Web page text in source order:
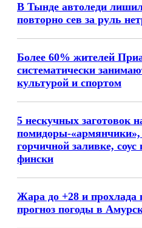
В Тынде автоледи
повторно сев за руль
Более 60% жителей
систематически
культурой и спортом
5 нескучных заготовок
помидоры-«армянчики»,
горчичной заливке,
фински
Жара до +28 и прохлада
прогноз погоды в